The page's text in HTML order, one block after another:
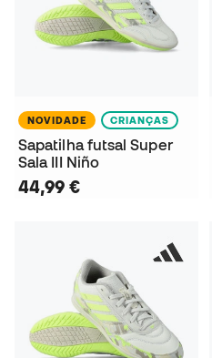
NOVIDADE CRIANÇAS
Sapatilha futsal Super
Sala III Niño
44,99 €